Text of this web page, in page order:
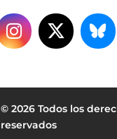
© 2026 Todos los
reservados